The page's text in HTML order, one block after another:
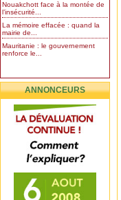
Nouakchott face à la montée de
l’insécurité...
La mémoire effacée : quand la
mairie de...
Mauritanie : le gouvernement
renforce le...
ANNONCEURS